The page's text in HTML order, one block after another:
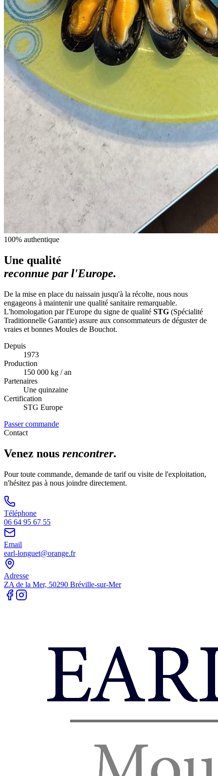
100% authentique
Une qualité
reconnue par l'Europe.
De la mise en place du naissain jusqu'à la récolte, nous nous
engageons à maintenir une qualité sanitaire remarquable.
L'homologation par l'Europe du signe de qualité STG (Spécialité
Traditionnelle Garantie) assure aux consommateurs de déguster de
vraies et bonnes Moules de Bouchot.
Depuis
1973
Production
150 000 kg / an
Partenaires
Une quinzaine
Certification
STG Europe
Passer commande
Contact
Venez nous rencontrer.
Pour toute commande, demande de tarif ou visite de l'exploitation,
n'hésitez pas à nous joindre directement.
Téléphone
06 64 95 67 55
Email
earl-longuet@orange.fr
Adresse
ZA de la Mer, 50290 Bréville-sur-Mer